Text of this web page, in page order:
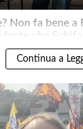
Non fa bene a
che
Continua a